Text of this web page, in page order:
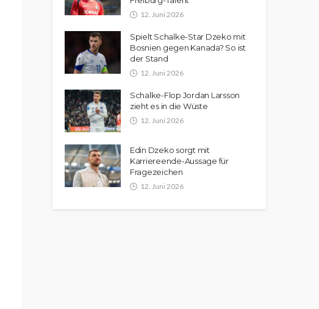
12. Juni 2026
Spielt Schalke-Star Dzeko mit
Bosnien gegen Kanada? So ist
der Stand
12. Juni 2026
Schalke-Flop Jordan Larsson
zieht es in die Wüste
12. Juni 2026
Edin Dzeko sorgt mit
Karriereende-Aussage für
Fragezeichen
12. Juni 2026